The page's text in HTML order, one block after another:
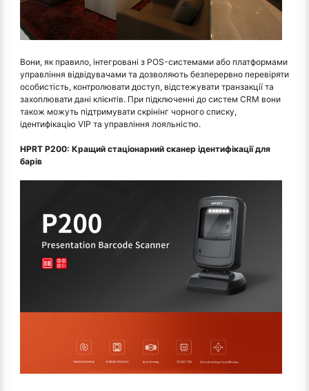
Вони, як правило, інтегровані з POS-системами або платформами
управління відвідувачами та дозволяють безперервно перевіряти
особистість, контролювати доступ, відстежувати транзакції та
захоплювати дані клієнтів. При підключенні до систем CRM вони
також можуть підтримувати скрінінг чорного списку,
ідентифікацію VIP та управління лояльністю.
HPRT P200: Кращий стаціонарний сканер ідентифікації для
барів